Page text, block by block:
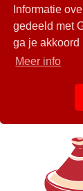
Informatie
gedeeld met
ga je akkoord
Meer info